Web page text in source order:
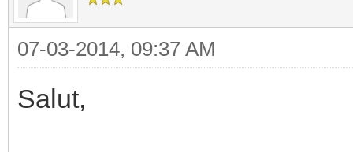
07-03-2014, 09:37 AM
Salut,